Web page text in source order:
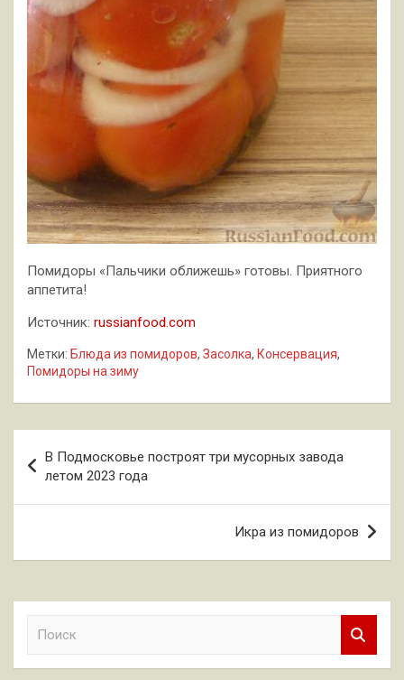
Помидоры «Пальчики оближешь» готовы. Приятного
аппетита!
Источник: russianfood.com
Метки: Блюда из помидоров, Засолка, Консервация,
Помидоры на зиму
по
записям
В Подмосковье построят три мусорных завода
летом 2023 года
Икра из помидоров